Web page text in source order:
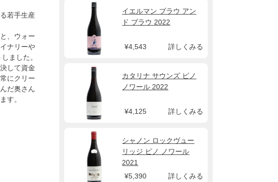
若手生産
、ウォー
ナリーや
ました。
して資金
にクリー
だ奥さん
す。
イエルマン ブラウ アン
ド ブラウ 2022
¥4,543 詳しくみる
カタリナ サウンズ ピノ
ノワール 2022
¥4,125 詳しくみる
シャノン ロックヴュー
リッジ ピノ ノワール
2021
¥5,390
詳しくみる